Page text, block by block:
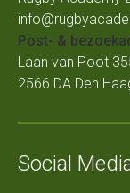
Post- &
Laan van Poot
2566 DA Den
Social